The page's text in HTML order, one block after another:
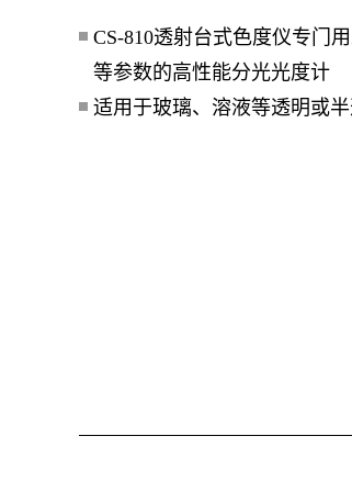
CS-810透射台式色度仪专门
等参数的高性能分光光度计
适用于玻璃、溶液等透明或